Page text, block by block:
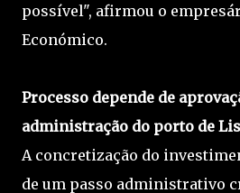
possível", afirmou o
Económico.
Processo depende de
administração do porto de
A concretização do
de um passo administrativo